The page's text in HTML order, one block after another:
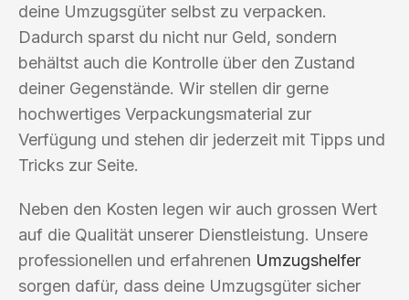
deine Umzugsgüter selbst zu verpacken.
Dadurch sparst du nicht nur Geld, sondern
behältst auch die Kontrolle über den Zustand
deiner Gegenstände. Wir stellen dir gerne
hochwertiges Verpackungsmaterial zur
Verfügung und stehen dir jederzeit mit Tipps und
Tricks zur Seite.
Neben den Kosten legen wir auch grossen Wert
auf die Qualität unserer Dienstleistung. Unsere
professionellen und erfahrenen Umzugshelfer
sorgen dafür, dass deine Umzugsgüter sicher